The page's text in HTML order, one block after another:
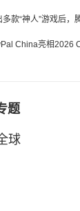
题
球